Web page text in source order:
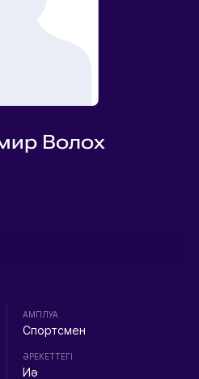
Волох
АМПЛУА
Спортсмен
ӘРЕКЕТТЕГІ
Иә